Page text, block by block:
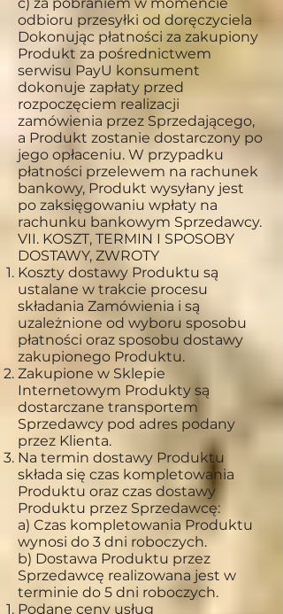
odbioru przesyłki od doręczyciela
Dokonując płatności za zakupiony
Produkt za pośrednictwem
serwisu PayU konsument
dokonuje zapłaty przed
rozpoczęciem realizacji
zamówienia przez Sprzedającego,
a Produkt zostanie dostarczony po
jego opłaceniu. W przypadku
płatności przelewem na rachunek
bankowy, Produkt wysyłany jest
po zaksięgowaniu wpłaty na
rachunku bankowym Sprzedawcy.
VII. KOSZT, TERMIN I SPOSOBY
DOSTAWY, ZWROTY
Koszty dostawy Produktu są
ustalane w trakcie procesu
składania Zamówienia i są
uzależnione od wyboru sposobu
płatności oraz sposobu dostawy
zakupionego Produktu.
Zakupione w Sklepie
Internetowym Produkty są
dostarczane transportem
Sprzedawcy pod adres podany
przez Klienta.
Na termin dostawy Produktu
składa się czas kompletowania
Produktu oraz czas dostawy
Produktu przez Sprzedawcę:
a) Czas kompletowania Produktu
wynosi do 3 dni roboczych.
b) Dostawa Produktu przez
Sprzedawcę realizowana jest w
terminie do 5 dni roboczych.
Podane ceny usług